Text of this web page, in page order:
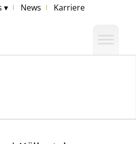
▾ News Karriere